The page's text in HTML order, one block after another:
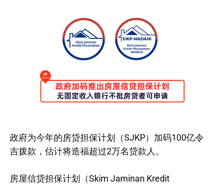
政府为今年的房贷担保计划（SJKP）加码100亿令
吉拨款，估计将造福超过2万名贷款人。
房屋信贷担保计划（Skim Jaminan Kredit